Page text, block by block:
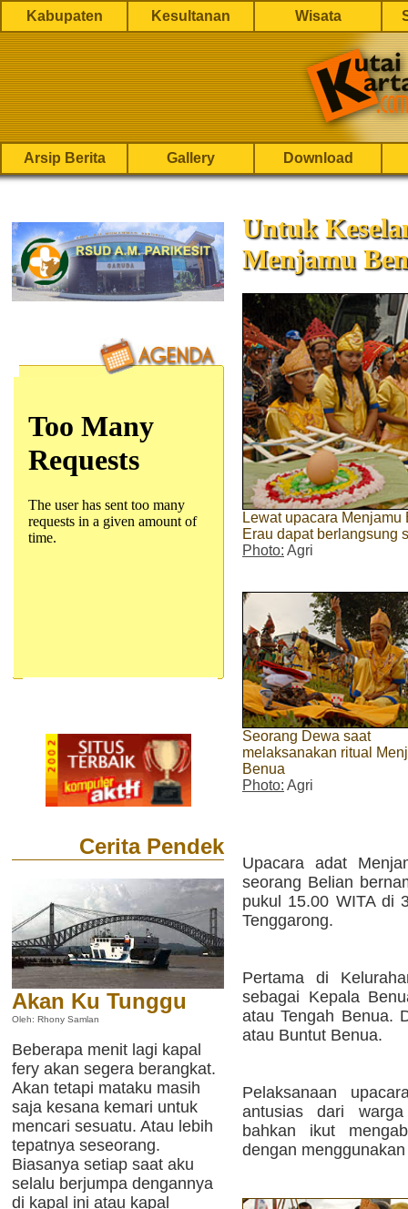
Kabupaten Kesultanan Wisata
Arsip Berita Gallery Download
Cerita Pendek
Akan Ku Tunggu
Oleh: Rhony Samlan
Beberapa menit lagi kapal
fery akan segera berangkat.
Akan tetapi mataku masih
saja kesana kemari untuk
mencari sesuatu. Atau lebih
tepatnya seseorang.
Biasanya setiap saat aku
selalu berjumpa dengannya
di kapal ini atau kapal
Untuk
Menjamu
Lewat upacara
Erau dapat berlangsung
Photo: Agri
Seorang Dewa saat
melaksanakan ritual
Benua
Photo: Agri
Upacara adat
seorang Belian
pukul 15.00 WITA di
Tenggarong.
Pertama di
sebagai Kepala
atau Tengah Benua.
atau Buntut Benua.
Pelaksanaan
antusias dari
bahkan ikut
dengan